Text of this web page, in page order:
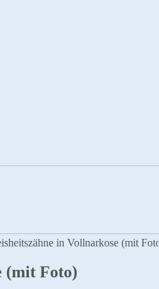
in Vollnarkose (mit
(mit Foto)